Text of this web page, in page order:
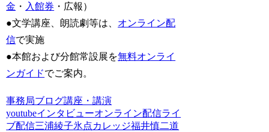
金 ・ 入館券 ・広報）
●文学講座、朗読劇等は、 オンライン配
信で実施
●本館および分館常設展を無料オンライ
ンガイドでご案内。
事務局ブログ講座・講演
youtubeインタビューオンライン配信ライ
ブ配信三浦綾子氷点カレッジ福井慎二道